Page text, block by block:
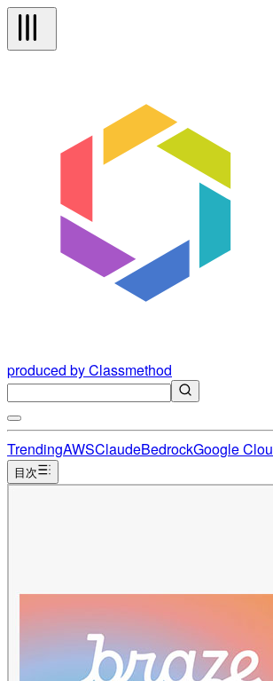
produced by Classmethod
TrendingAWSClaudeBedrockGoogle
目次